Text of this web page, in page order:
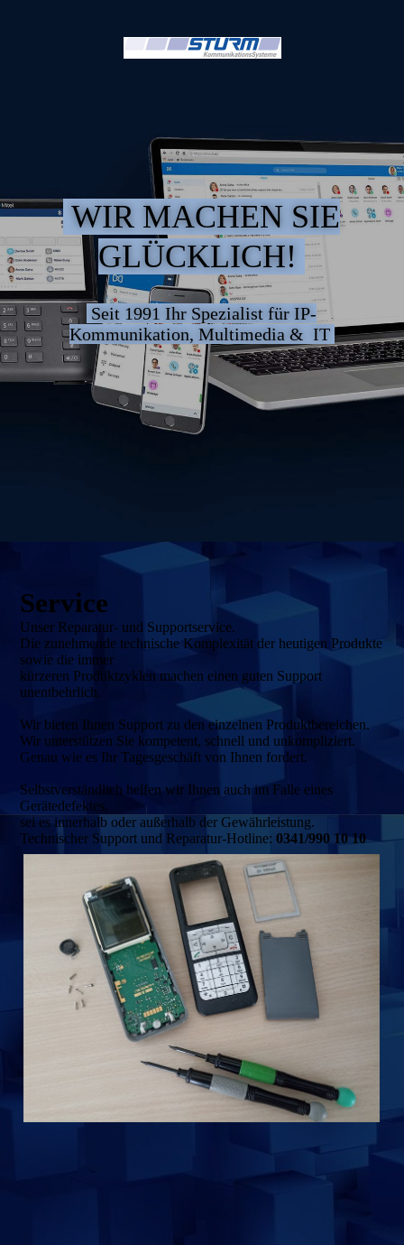
WIR MACHEN SIE
GLÜCKLICH!
Seit 1991 Ihr Spezialist für IP-
Kommunikation, Multimedia & IT
Service
Unser Reparatur- und Supportservice.
Die zunehmende technische Komplexität der heutigen Produkte
sowie die immer
kürzeren Produktzyklen machen einen guten Support
unentbehrlich.
Wir bieten Ihnen Support zu den einzelnen Produktbereichen.
Wir unterstützen Sie kompetent, schnell und unkompliziert.
Genau wie es Ihr Tagesgeschäft von Ihnen fordert.
Selbstverständlich helfen wir Ihnen auch im Falle eines
Gerätedefektes,
sei es innerhalb oder außerhalb der Gewährleistung.
Technischer Support und Reparatur-Hotline:0341/990 10 10